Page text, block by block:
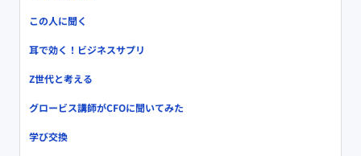
この人に聞く
耳で効く！ビジネスサプリ
Z世代と考える
グロービス講師がCFOに聞いてみた
学び交換